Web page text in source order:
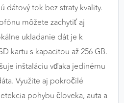
dátový tok bez straty kvality.
môžete zachytiť aj
ukladanie dát je k
kartu s kapacitou až 256 GB.
inštaláciu vďaka jedinému
Využite aj pokročilé
pohybu človeka, auta a